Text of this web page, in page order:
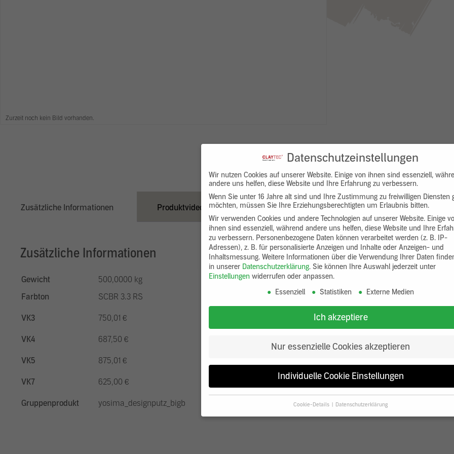
Zurzeit noch kein Bild vorhanden.
Zusätzliche Informationen Produktvideo Downloads Produktbeschreibung
Zusätzliche Informationen
Gewicht
500,0000 kg
Farbton
SCBR 3.3 RS
VK3 750,01 €
VK4 687,50 €
VK5 875,01 €
VK7 625,00 €
Gruppenprodukt yosima_designputz_bigb
Datenschutzeinstellungen
Wir nutzen Cookies auf unserer Website. Einige von ihnen sind essenziell,
andere uns helfen, diese Website und Ihre Erfahrung zu verbessern.
Wenn Sie unter 16 Jahre alt sind und Ihre Zustimmung zu freiwilligen Diensten
möchten, müssen Sie Ihre Erziehungsberechtigten um Erlaubnis bitten.
Wir verwenden Cookies und andere Technologien auf unserer Website. Einige
ihnen sind essenziell, während andere uns helfen, diese Website und Ihre
zu verbessern. Personenbezogene Daten können verarbeitet werden (z. B. IP-
Adressen), z. B. für personalisierte Anzeigen und Inhalte oder Anzeigen- und
Inhaltsmessung. Weitere Informationen über die Verwendung Ihrer Daten
in unserer Datenschutzerklärung. Sie können Ihre Auswahl jederzeit unter
Einstellungen widerrufen oder anpassen.
Essenziell
Statistiken Externe Medien
Ich akzeptiere
Nur essenzielle Cookies akzeptieren
Individuelle Cookie Einstellungen
Cookie-Details Datenschutzerklärung
Datenschutzeinstellungen